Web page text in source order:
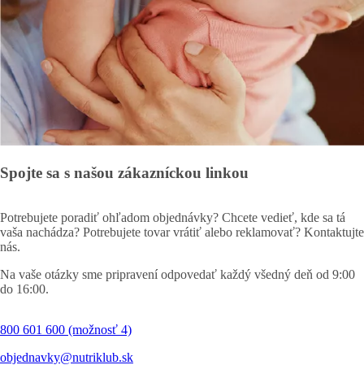
Spojte sa s našou zákazníckou linkou
Potrebujete poradiť ohľadom objednávky? Chcete vedieť, kde sa tá
vaša nachádza? Potrebujete tovar vrátiť alebo reklamovať? Kontaktujte
nás.
Na vaše otázky sme pripravení odpovedať každý všedný deň od 9:00
do 16:00.
800 601 600 (možnosť 4)
objednavky@nutriklub.sk